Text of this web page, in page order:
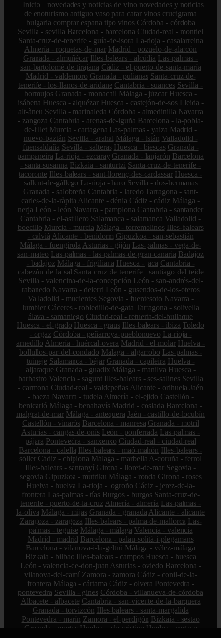
Inicio novedades y noticias de vino novedades y noticias
de enoturismo antiguo vaso para catar vinos crucigrama
bulgaria comprar espana tipo vinos Córdoba - córdoba
Sevilla - sevilla Barcelona - barcelona Ciudad-real - montiel
Santa-cruz-de-tenerife - guía-de-isora La-rioja - casalarreina
Almería - roquetas-de-mar Madrid - pozuelo-de-alarcón
Granada - almuñécar Illes-balears - alcúdia Las-palmas -
san-bartolomé-de-tirajana Cádiz - el-puerto-de-santa-maría
Madrid - valdemoro Granada - pulianas Santa-cruz-de-
tenerife - los-llanos-de-aridane Cantabria - suances Sevilla -
bormujos Granada - monachil Málaga - júzcar Huesca -
isábena Huesca - alquézar Huesca - castejón-de-sos Lleida -
alt-àneu Sevilla - marinaleda Córdoba - almedinilla Navarra
- zangoza Cantabria - arenas-de-iguña Barcelona - la-pobla-
de-lillet Murcia - cartagena Las-palmas - yaiza Madrid -
nuevo-baztán Sevilla - arahal Málaga - istán Valladolid -
fuensaldaña Sevilla - salteras Huesca - biescas Granada -
pampaneira La-rioja - ezcaray Granada - lanjarón Barcelona
- santa-susanna Bizkaia - santurtzi Santa-cruz-de-tenerife -
tacoronte Illes-balears - sant-llorenç-des-cardassar Huesca -
sallent-de-gállego La-rioja - haro Sevilla - dos-hermanas
Granada - salobreña Cantabria - laredo Tarragona - sant-
carles-de-la-ràpita Alicante - dénia Cádiz - cádiz Málaga -
nerja León - león Navarra - pamplona Cantabria - santander
Cantabria - el-astillero Salamanca - salamanca Valladolid -
boecillo Murcia - murcia Málaga - torremolinos Illes-balears
- calvià Alicante - benidorm Gipuzkoa - san-sebastián
Málaga - fuengirola Asturias - gijón Las-palmas - vega-de-
san-mateo Las-palmas - las-palmas-de-gran-canaria Badajoz
- badajoz Málaga - frigiliana Huesca - jaca Cantabria -
cabezón-de-la-sal Santa-cruz-de-tenerife - santiago-del-teide
Sevilla - valencina-de-la-concepción León - san-andrés-del-
rabanedo Navarra - deierri León - gusendos-de-los-oteros
Valladolid - mucientes Segovia - fuentesoto Navarra -
lumbier Cáceres - robledillo-de-gata Tarragona - solivella
álava - samaniego Ciudad-real - retuerta-del-bullaque
Huesca - el-grado Huesca - graus Illes-balears - ibiza Toledo
- orgaz Córdoba - peñarroya-pueblonuevo La-rioja -
arnedillo Almería - huércal-overa Madrid - el-molar Huelva -
bollullos-par-del-condado Málaga - algarrobo Las-palmas -
tuineje Salamanca - béjar Granada - capileira Huelva -
aljaraque Granada - guadix Málaga - manilva Huesca -
barbastro Valencia - sagunt Illes-balears - ses-salines Sevilla
- carmona Ciudad-real - valdepeñas Alicante - orihuela Jaén
- baeza Navarra - tudela Almería - el-ejido Castellón -
benicarló Málaga - benahavís Madrid - coslada Barcelona -
malgrat-de-mar Málaga - antequera Jaén - castillo-de-locubín
Castellón - vinaròs Barcelona - manresa Granada - motril
Asturias - cangas-de-onís León - ponferrada Las-palmas -
pájara Pontevedra - sanxenxo Ciudad-real - ciudad-real
Barcelona - calella Illes-balears - maó-mahón Illes-balears -
sóller Cádiz - chipiona Málaga - marbella A-coruña - ferrol
Illes-balears - santanyí Girona - lloret-de-mar Segovia -
segovia Gipuzkoa - mutriku Málaga - ronda Girona - roses
Huelva - huelva La-rioja - logroño Cádiz - jerez-de-la-
frontera Las-palmas - tías Burgos - burgos Santa-cruz-de-
tenerife - puerto-de-la-cruz Almería - almería Las-palmas -
la-oliva Málaga - mijas Granada - granada Alicante - alicante
Zaragoza - zaragoza Illes-balears - palma-de-mallorca Las-
palmas - teguise Málaga - málaga Valencia - valencia
Madrid - madrid Barcelona - palau-solità-i-plegamans
Barcelona - vilanova-i-la-geltrú Málaga - vélez-málaga
Bizkaia - bilbao Illes-balears - campos Huesca - huesca
León - valencia-de-don-juan Asturias - oviedo Barcelona -
vilanova-del-camí Zamora - zamora Cádiz - conil-de-la-
frontera Málaga - cártama Cádiz - olvera Pontevedra -
pontevedra Sevilla - gines Córdoba - villanueva-de-córdoba
Albacete - albacete Cantabria - san-vicente-de-la-barquera
Granada - torvizcón Illes-balears - santa-margalida
Pontevedra - marín Zamora - el-perdigón Bizkaia - sestao
Granada - murtas Huelva - isla-cristina Huelva - cartaya